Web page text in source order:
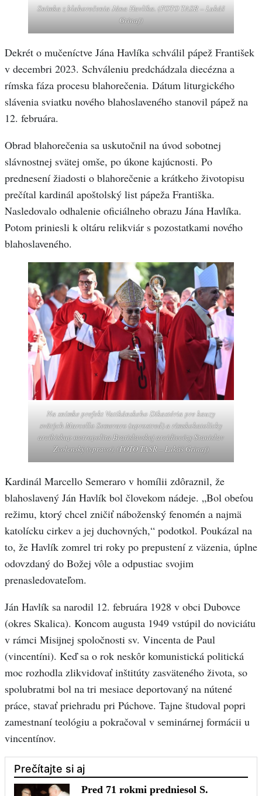
Snímka z blahorečenia Jána Havlíka. (FOTO TASR – Lukáš
Grinaj)
Dekrét o mučeníctve Jána Havlíka schválil pápež František
v decembri 2023. Schváleniu predchádzala diecézna a
rímska fáza procesu blahorečenia. Dátum liturgického
slávenia sviatku nového blahoslaveného stanovil pápež na
12. februára.
Obrad blahorečenia sa uskutočnil na úvod sobotnej
slávnostnej svätej omše, po úkone kajúcnosti. Po
prednesení žiadosti o blahorečenie a krátkeho životopisu
prečítal kardinál apoštolský list pápeža Františka.
Nasledovalo odhalenie oficiálneho obrazu Jána Havlíka.
Potom priniesli k oltáru relikviár s pozostatkami nového
blahoslaveného.
Na snímke prefekt Vatikánskeho Dikastéria pre kauzy
svätých Marcello Semeraro (uprostred) a rímskokatolícky
arcibiskup metropolita Bratislavskej arcidiecézy Stanislav
Zvolenský (vpravo). (FOTO TASR – Lukáš Grinaj)
Kardinál Marcello Semeraro v homílii zdôraznil, že
blahoslavený Ján Havlík bol človekom nádeje. „Bol obeťou
režimu, ktorý chcel zničiť náboženský fenomén a najmä
katolícku cirkev a jej duchovných,“ podotkol. Poukázal na
to, že Havlík zomrel tri roky po prepustení z väzenia, úplne
odovzdaný do Božej vôle a odpustiac svojim
prenasledovateľom.
Ján Havlík sa narodil 12. februára 1928 v obci Dubovce
(okres Skalica). Koncom augusta 1949 vstúpil do noviciátu
v rámci Misijnej spoločnosti sv. Vincenta de Paul
(vincentíni). Keď sa o rok neskôr komunistická politická
moc rozhodla zlikvidovať inštitúty zasväteného života, so
spolubratmi bol na tri mesiace deportovaný na nútené
práce, stavať priehradu pri Púchove. Tajne študoval popri
zamestnaní teológiu a pokračoval v seminárnej formácii u
vincentínov.